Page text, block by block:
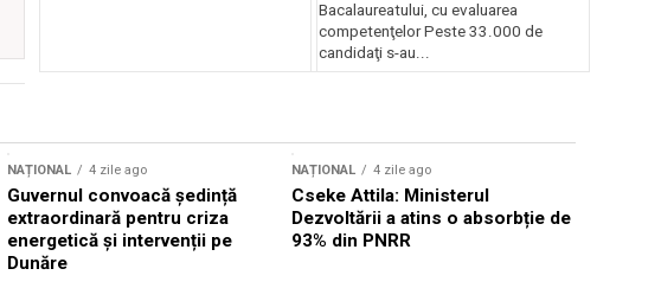
Bacalaureatului, cu evaluarea
competenţelor Peste 33.000 de
candidaţi s-au...
NAȚIONAL 4 zile ago
Guvernul convoacă ședință
extraordinară pentru criza
energetică și intervenții pe
Dunăre
NAȚIONAL 4 zile ago
Cseke Attila: Ministerul
Dezvoltării a atins o absorbție de
93% din PNRR